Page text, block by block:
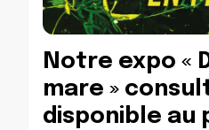
Notre expo «
mare »
disponible au